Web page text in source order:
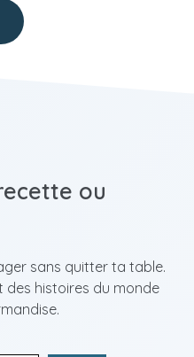
ou
sans quitter ta table.
des histoires du monde